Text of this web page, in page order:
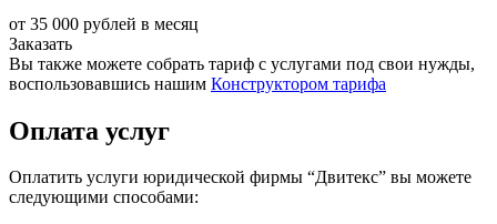
от 35 000 рублей в месяц
Заказать
Вы также можете собрать тариф с услугами под свои нужды,
воспользовавшись нашим Конструктором тарифа
Оплата услуг
Оплатить услуги юридической фирмы “Двитекс” вы можете
следующими способами: